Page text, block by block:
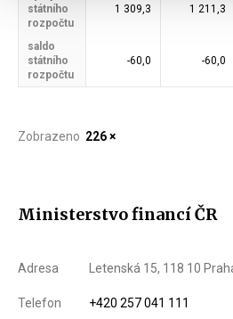
státního
rozpočtu
1 309,3 1 211,3
saldo
státního
rozpočtu
-60,0 -60,0
Zobrazeno 226 ×
Ministerstvo financí ČR
Adresa Letenská 15, 118 10
Telefon +420 257 041 111